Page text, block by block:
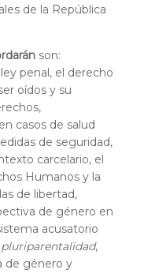
de la República
son:
penal, el derecho
oídos y su
casos de salud
de seguridad,
carcelario, el
Humanos y la
de libertad,
de género en
acusatorio
pluriparentalidad,
de género y